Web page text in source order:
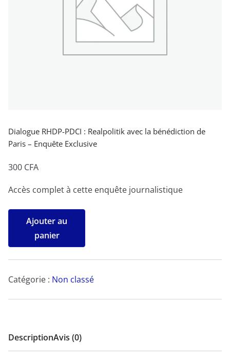
Dialogue RHDP-PDCI : Realpolitik avec la bénédiction de
Paris – Enquête Exclusive
300 CFA
Accès complet à cette enquête journalistique
quantité
Dialogue
RHDP-
PDCI
Realpolitik
bénédiction
Ajouter au
panier
Catégorie : Non classé
DescriptionAvis (0)